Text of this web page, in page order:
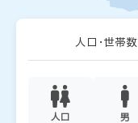
人口・世帯数
人口 男